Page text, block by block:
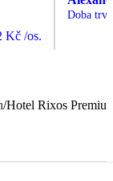
Kč /os.
Doba
/Hotel Rixos